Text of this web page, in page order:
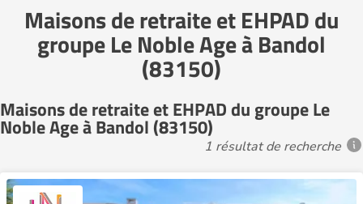
Maisons de retraite et EHPAD du
groupe Le Noble Age à Bandol
(83150)
Maisons de retraite et EHPAD du groupe Le
Noble Age à Bandol (83150)
1 résultat de recherche